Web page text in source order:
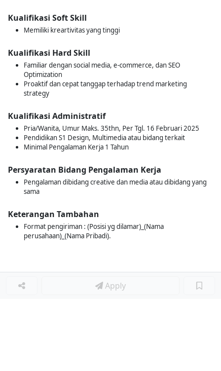
Kualifikasi Soft Skill
Memiliki kreartivitas yang tinggi
Kualifikasi Hard Skill
Familiar dengan social media, e-commerce, dan SEO
Optimization
Proaktif dan cepat tanggap terhadap trend marketing
strategy
Kualifikasi Administratif
Pria/Wanita, Umur Maks. 35thn, Per Tgl. 16 Februari 2025
Pendidikan S1 Design, Multimedia atau bidang terkait
Minimal Pengalaman Kerja 1 Tahun
Persyaratan Bidang Pengalaman Kerja
Pengalaman dibidang creative dan media atau dibidang yang
sama
Keterangan Tambahan
Format pengiriman : (Posisi yg dilamar)_(Nama
perusahaan)_(Nama Pribadi).
Apply